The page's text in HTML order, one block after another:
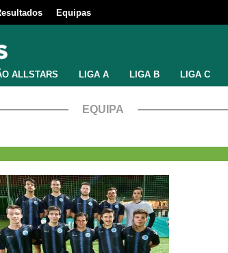
Equipas
ALLSTARS LIGA A LIGA B LIGA C
EQUIPA